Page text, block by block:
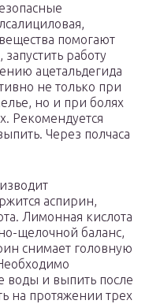
помогают
работу
ацетальдегида
не только при
но и при болях
Рекомендуется
Через полчаса
аспирин,
Лимонная кислота
щелочной баланс,
снимает головную
воды и выпить после
на протяжении трех